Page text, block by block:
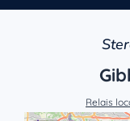
Relais